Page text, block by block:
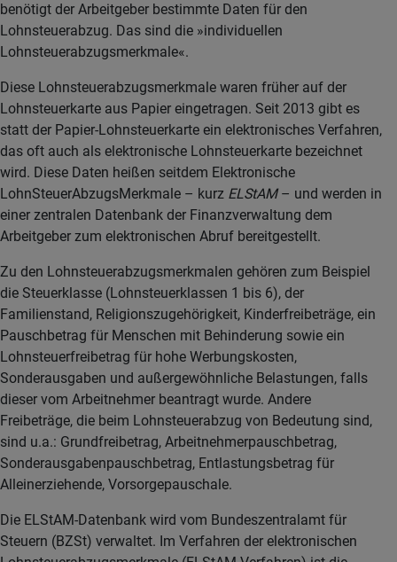
benötigt der Arbeitgeber bestimmte Daten für den
Lohnsteuerabzug. Das sind die »individuellen
Lohnsteuerabzugsmerkmale«.
Diese Lohnsteuerabzugsmerkmale waren früher auf der
Lohnsteuerkarte aus Papier eingetragen. Seit 2013 gibt es
statt der Papier-Lohnsteuerkarte ein elektronisches Verfahren,
das oft auch als elektronische Lohnsteuerkarte bezeichnet
wird. Diese Daten heißen seitdem Elektronische
LohnSteuerAbzugsMerkmale – kurz ELStAM– und werden in
einer zentralen Datenbank der Finanzverwaltung dem
Arbeitgeber zum elektronischen Abruf bereitgestellt.
Zu den Lohnsteuerabzugsmerkmalen gehören zum Beispiel
die Steuerklasse (Lohnsteuerklassen 1 bis 6), der
Familienstand, Religionszugehörigkeit, Kinderfreibeträge, ein
Pauschbetrag für Menschen mit Behinderung sowie ein
Lohnsteuerfreibetrag für hohe Werbungskosten,
Sonderausgaben und außergewöhnliche Belastungen, falls
dieser vom Arbeitnehmer beantragt wurde. Andere
Freibeträge, die beim Lohnsteuerabzug von Bedeutung sind,
sind u.a.: Grundfreibetrag, Arbeitnehmerpauschbetrag,
Sonderausgabenpauschbetrag, Entlastungsbetrag für
Alleinerziehende, Vorsorgepauschale.
Die ELStAM-Datenbank wird vom Bundeszentralamt für
Steuern (BZSt) verwaltet. Im Verfahren der elektronischen